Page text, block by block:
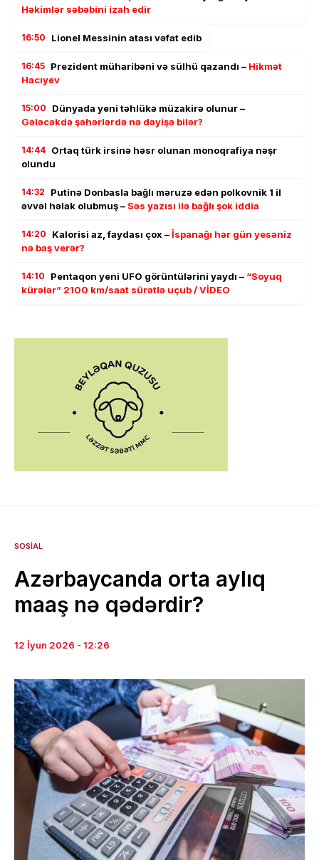
Həkimlər səbəbini izah edir
16:50 Lionel Messinin atası vəfat edib
16:45 Prezident müharibəni və sülhü qazandı – Hikmət
Hacıyev
15:00
Dünyada yeni təhlükə müzakirə olunur –
Gələcəkdə şəhərlərdə nə dəyişə bilər?
14:44 Ortaq türk irsinə həsr olunan monoqrafiya nəşr
olundu
14:32
Putinə Donbasla bağlı məruzə edən polkovnik 1 il
əvvəl həlak olubmuş – Səs yazısı ilə bağlı şok iddia
14:20 Kalorisi az, faydası çox –İspanağı hər gün yesəniz
nə baş verər?
14:10 Pentaqon yeni UFO görüntülərini yaydı – “Soyuq
kürələr” 2100 km/saat sürətlə uçub / VİDEO
SOSIAL
Azərbaycanda orta aylıq
maaş nə qədərdir?
12 İyun 2026 - 12:26